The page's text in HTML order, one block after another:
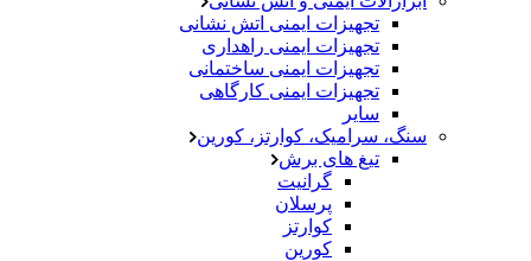
تجهیزات ایمنی اتش نشانی
تجهیزات ایمنی راهداری
تجهیزات ایمنی ساختمانی
تجهیزات ایمنی کارگاهی
سایر
سنگ، سرامیک، کوارتز، کورین
تیغ های برش
گرانیت
پرسلان
کوارتز
کورین